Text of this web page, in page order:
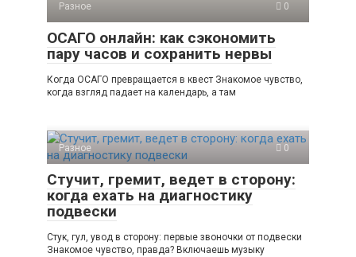
Разное 0
ОСАГО онлайн: как сэкономить
пару часов и сохранить нервы
Когда ОСАГО превращается в квест Знакомое чувство,
когда взгляд падает на календарь, а там
Разное 0
Стучит, гремит, ведет в сторону:
когда ехать на диагностику
подвески
Стук, гул, увод в сторону: первые звоночки от подвески
Знакомое чувство, правда? Включаешь музыку